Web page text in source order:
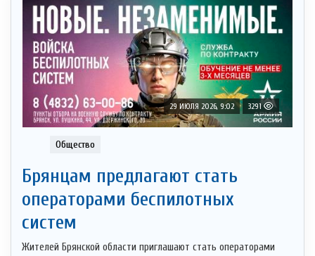
29 ИЮЛЯ 2026, 9:02 3291
Общество
Брянцам предлагают стать
оперaторами бeспилотных
систeм
Жителей Брянской области приглашают стать операторами